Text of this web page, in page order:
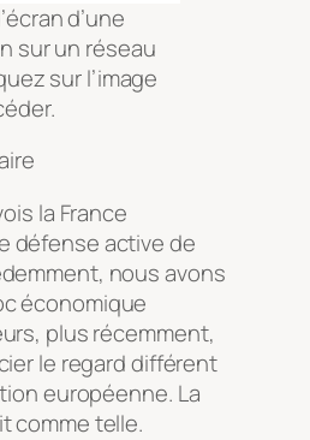
d’une
sur un réseau
sur l’image
la France
défense active de
nous avons
économique
plus récemment,
le regard différent
européenne. La
comme telle.